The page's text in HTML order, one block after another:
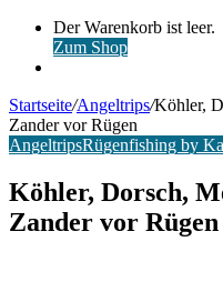
Warenkorb
ansehen
Der Warenkorb ist leer.
Zum Shop
Startseite/Angeltrips/Köhler,
Zander vor Rügen
AngeltripsRügenfishing by
Köhler, Dorsch,
Zander vor Rügen